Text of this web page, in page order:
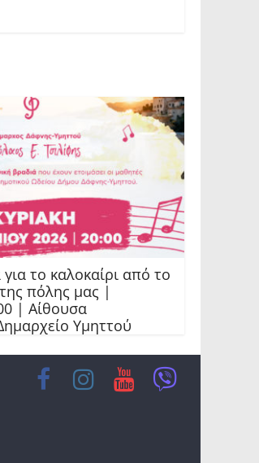
το καλοκαίρι από το
πόλης μας |
| Αίθουσα
Υμηττού